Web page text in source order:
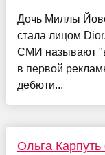
Дочь Миллы
стала лицом
СМИ называют
в первой
дебюти...
Ольга